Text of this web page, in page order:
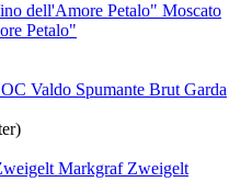
Moscato
Petalo"
Valdo Spumante Brut Garda
Zweigelt